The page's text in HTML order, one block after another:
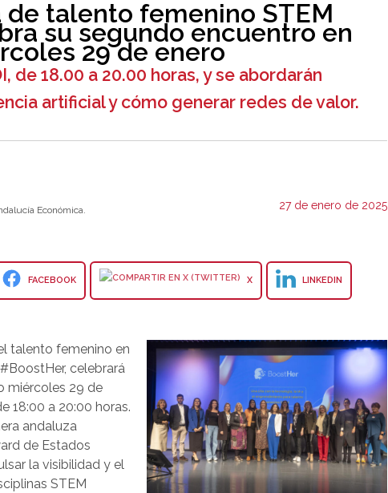
de talento femenino STEM
su segundo encuentro en
29 de enero
de 18.00 a 20.00 horas, y se abordarán
artificial y cómo generar redes de valor.
Económica. 27 de enero de 2025
FACEBOOK X LINKEDIN
talento femenino en
celebrará
miércoles 29 de
18:00 a 20:00 horas.
andaluza
de Estados
la visibilidad y el
STEM